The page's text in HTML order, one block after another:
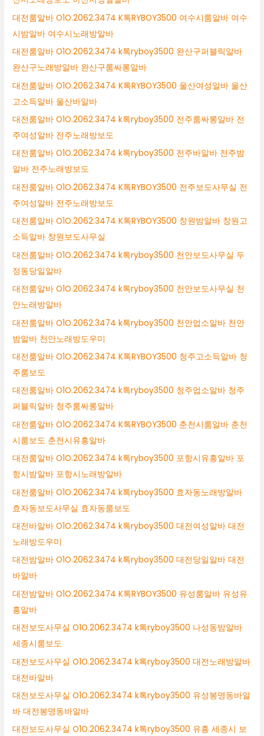
대전룸알바 O1O.2062.3474 K톡RYBOY3500 여수시룸알바 여수
시밤알바 여수시노래방알바
대전룸알바 O1O.2062.3474 k톡ryboy3500 완산구퍼블릭알바
완산구노래방알바 완산구룸싸롱알바
대전룸알바 O1O.2062.3474 K톡RYBOY3500 울산여성알바 울산
고소득알바 울산바알바
대전룸알바 O1O.2062.3474 k톡ryboy3500 전주룸싸롱알바 전
주여성알바 전주노래방보도
대전룸알바 O1O.2062.3474 k톡ryboy3500 전주바알바 전주밤
알바 전주노래방보도
대전룸알바 O1O.2062.3474 K톡RYBOY3500 전주보도사무실 전
주여성알바 전주노래방보도
대전룸알바 O1O.2062.3474 K톡RYBOY3500 창원밤알바 창원고
소득알바 창원보도사무실
대전룸알바 O1O.2062.3474 k톡ryboy3500 천안보도사무실 두
정동당일알바
대전룸알바 O1O.2062.3474 k톡ryboy3500 천안보도사무실 천
안노래방알바
대전룸알바 O1O.2062.3474 k톡ryboy3500 천안업소알바 천안
밤알바 천안노래방도우미
대전룸알바 O1O.2062.3474 K톡RYBOY3500 청주고소득알바 청
주룸보도
대전룸알바 O1O.2062.3474 k톡ryboy3500 청주업소알바 청주
퍼블릭알바 청주룸싸롱알바
대전룸알바 O1O.2062.3474 K톡RYBOY3500 춘천시룸알바 춘천
시룸보도 춘천시유흥알바
대전룸알바 O1O.2062.3474 k톡ryboy3500 포항시유흥알바 포
항시밤알바 포항시노래방알바
대전룸알바 O1O.2062.3474 k톡ryboy3500 효자동노래방알바
효자동보도사무실 효자동룸보도
대전바알바 O1O.2062.3474 k톡ryboy3500 대전여성알바 대전
노래방도우미
대전밤알바 O1O.2062.3474 k톡ryboy3500 대전당일알바 대전
바알바
대전밤알바 O1O.2062.3474 K톡RYBOY3500 유성룸알바 유성유
흥알바
대전보도사무실 O1O.2062.3474 k톡ryboy3500 나성동밤알바
세종시룸보도
대전보도사무실 O1O.2062.3474 k톡ryboy3500 대전노래방알바
대전바알바
대전보도사무실 O1O.2062.3474 k톡ryboy3500 유성봉명동바알
바 대전봉명동바알바
대전보도사무실 O1O.2062.3474 k톡ryboy3500 유흥 세종시 보